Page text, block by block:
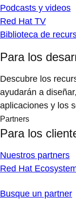
Podcasts y videos
Red Hat TV
Biblioteca de
Para los
Descubre los
ayudarán a
aplicaciones y los
Partners
Para los
Nuestros partners
Red Hat
Busque un partner